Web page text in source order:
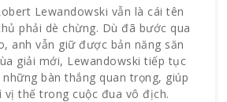
Lewandowski vẫn là cái tên
phải dè chừng. Dù đã bước qua
anh vẫn giữ được bản năng săn
giải mới, Lewandowski tiếp tục
những bàn thắng quan trọng, giúp
vị thế trong cuộc đua vô địch.